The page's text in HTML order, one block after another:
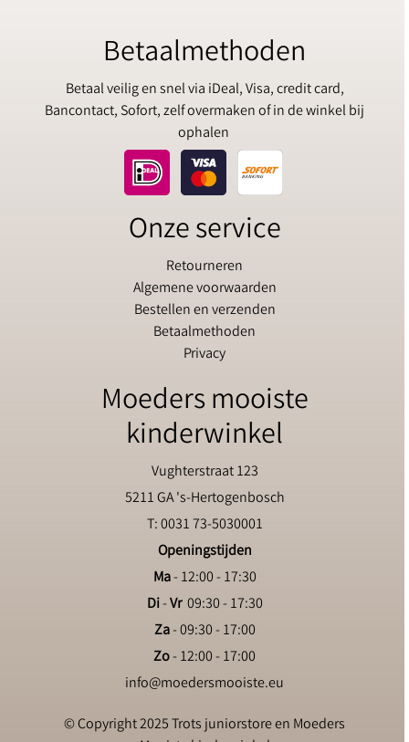
Betaalmethoden
Betaal veilig en snel via iDeal, Visa, credit card,
Bancontact, Sofort, zelf overmaken of in de winkel bij
ophalen
Onze service
Retourneren
Algemene voorwaarden
Bestellen en verzenden
Betaalmethoden
Privacy
Moeders mooiste
kinderwinkel
Vughterstraat 123
5211 GA 's-Hertogenbosch
T: 0031 73-5030001
Openingstijden
Ma- 12:00 - 17:30
Di-Vr09:30 - 17:30
Za- 09:30 - 17:00
Zo- 12:00 - 17:00
info@moedersmooiste.eu
© Copyright 2025 Trots juniorstore en Moeders